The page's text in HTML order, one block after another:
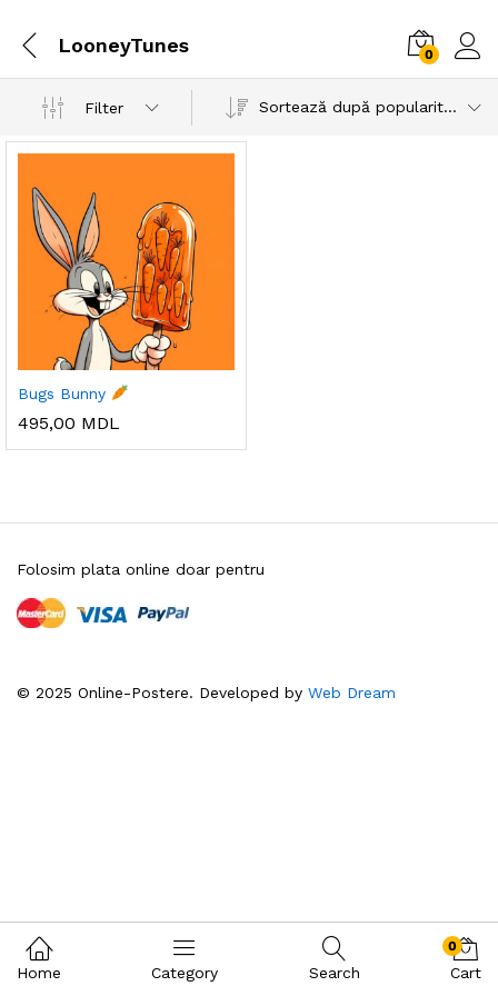
LooneyTunes 0
Filter Sortează după popularitatea vânzărilor
Bugs Bunny
495,00 MDL
© 2025 Online-Postere. Developed by Web Dream
Folosim plata online doar pentru
Home Category Search
0
Cart